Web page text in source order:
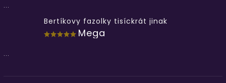
...
Bertíkovy fazolky tisíckrát jinak
Mega
...